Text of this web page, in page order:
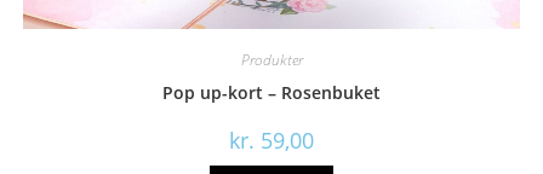
Produkter
Pop up-kort – Rosenbuket
kr. 59,00